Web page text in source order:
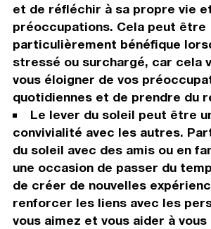
et de réfléchir à sa propre vie
préoccupations. Cela peut être
particulièrement bénéfique
stressé ou surchargé, car cela
vous éloigner de vos
quotidiennes et de prendre du
Le lever du soleil peut être
convivialité avec les autres.
du soleil avec des amis ou en
une occasion de passer du
de créer de nouvelles
renforcer les liens avec les
vous aimez et vous aider à